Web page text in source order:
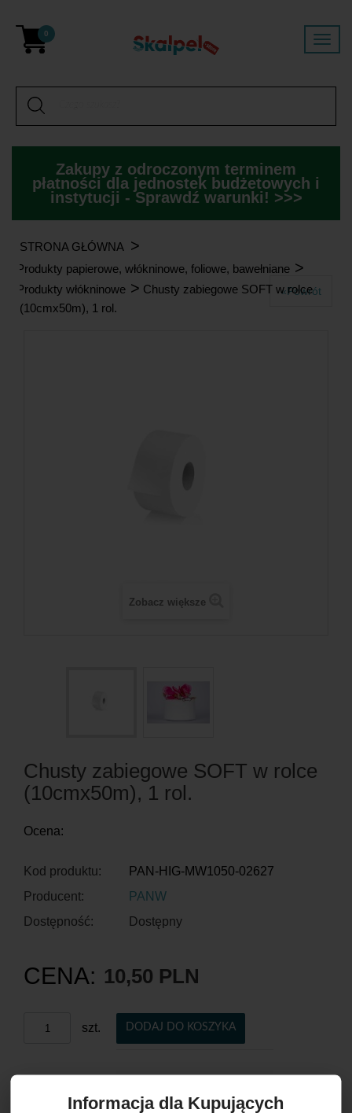
0
Zakupy z odroczonym terminem
płatności dla jednostek budżetowych i
instytucji - Sprawdź warunki! >>>
STRONA GŁÓWNA >
Produkty papierowe, włókninowe, foliowe, bawełniane >
Produkty włókninowe > Chusty zabiegowe SOFT w rolce
(10cmx50m), 1 rol.
«Powrót
Zobacz większe
Chusty zabiegowe SOFT w rolce
(10cmx50m), 1 rol.
Ocena:
Kod produktu:
PAN-HIG-MW1050-02627
Producent:
PANW
Dostępność:
Dostępny
CENA: 10,50 PLN
szt. DODAJ DO KOSZYKA
Czas realizacji: 24 godziny
Informacja dla Kupujących